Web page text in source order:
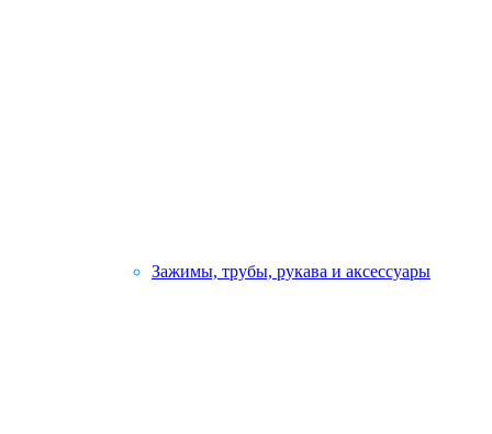
Зажимы, трубы, рукава и аксессуары